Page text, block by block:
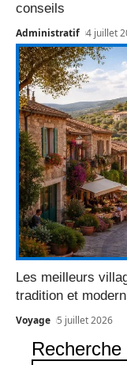
conseils
Administratif 4 juillet
Les meilleurs
tradition et
Voyage 5 juillet 2026
Recherche